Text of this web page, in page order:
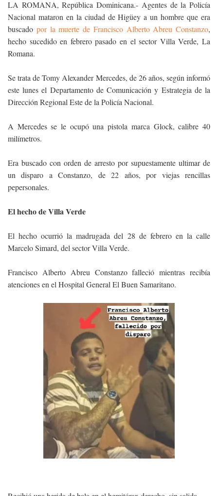
LA ROMANA, República Dominicana.- Agentes de la Policía
Nacional mataron en la ciudad de Higüey a un hombre que era
buscado por la muerte de Francisco Alberto Abreu Constanzo,
hecho sucedido en febrero pasado en el sector Villa Verde, La
Romana.
Se trata de Tomy Alexander Mercedes, de 26 años, según informó
este lunes el Departamento de Comunicación y Estrategia de la
Dirección Regional Este de la Policía Nacional.
A Mercedes se le ocupó una pistola marca Glock, calibre 40
milímetros.
Era buscado con orden de arresto por supuestamente ultimar de
un disparo a Constanzo, de 22 años, por viejas rencillas
pepersonales.
El hecho de Villa Verde
El hecho ocurrió la madrugada del 28 de febrero en la calle
Marcelo Simard, del sector Villa Verde.
Francisco Alberto Abreu Constanzo falleció mientras recibía
atenciones en el Hospital General El Buen Samaritano.